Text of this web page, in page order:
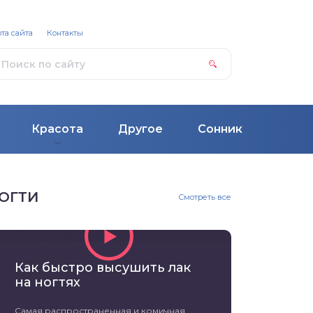
Красота Другое Сонник
сайта Контакты
Смотреть все
Как быстро высушить лак
на ногтях
Самая распространенная и комичная